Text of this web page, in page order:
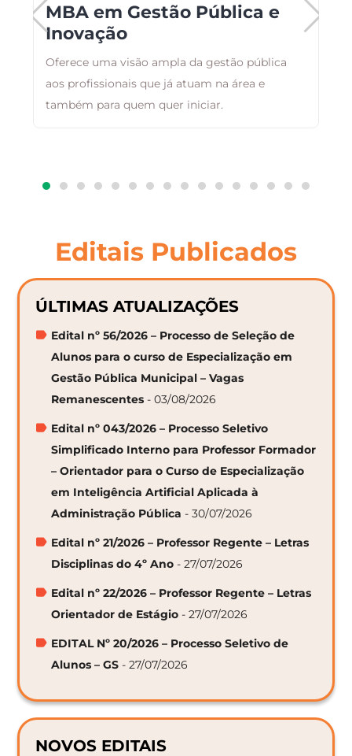
MBA em Gestão Pública e
Inovação
Oferece uma visão ampla da gestão pública
aos profissionais que já atuam na área e
também para quem quer iniciar.
Editais Publicados
ÚLTIMAS ATUALIZAÇÕES
Edital nº 56/2026 – Processo de Seleção de
Alunos para o curso de Especialização em
Gestão Pública Municipal – Vagas
Remanescentes - 03/08/2026
Edital nº 043/2026 – Processo Seletivo
Simplificado Interno para Professor Formador
– Orientador para o Curso de Especialização
em Inteligência Artificial Aplicada à
Administração Pública - 30/07/2026
Edital nº 21/2026 – Professor Regente – Letras
Disciplinas do 4º Ano - 27/07/2026
Edital nº 22/2026 – Professor Regente – Letras
Orientador de Estágio - 27/07/2026
EDITAL Nº 20/2026 – Processo Seletivo de
Alunos – GS - 27/07/2026
NOVOS EDITAIS